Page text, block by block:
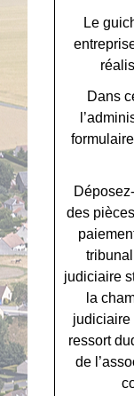
Le
Dans
des
judiciaire
la
judiciaire
ressort
de